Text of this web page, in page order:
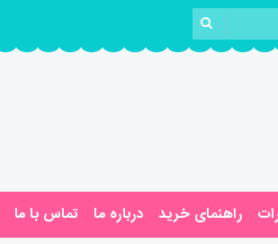
راهنمای خرید درباره ما تماس با ما